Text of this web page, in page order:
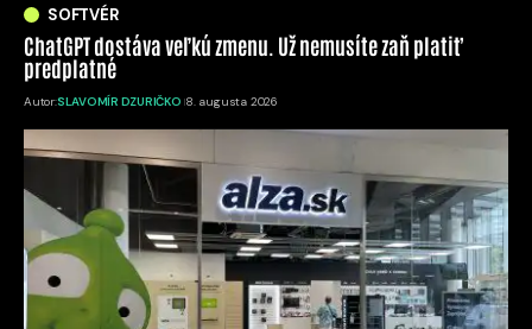
SOFTVÉR
ChatGPT dostáva veľkú zmenu. Už nemusíte zaň platiť
predplatné
Autor:SLAVOMÍR DZURIČKO 8. augusta 2026